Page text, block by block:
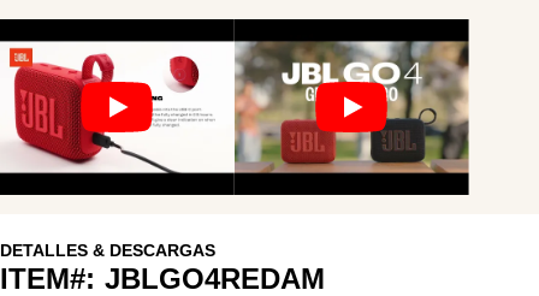
DETALLES & DESCARGAS
ITEM#: JBLGO4REDAM